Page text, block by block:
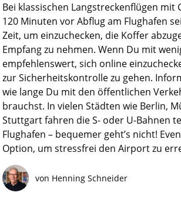
Bei klassischen Langstreckenflügen mit
120 Minuten vor Abflug am Flughafen
Zeit, um einzuchecken, die Koffer
Empfang zu nehmen. Wenn Du mit
empfehlenswert, sich online
zur Sicherheitskontrolle zu gehen.
wie lange Du mit den öffentlichen
brauchst. In vielen Städten wie Berlin,
Stuttgart fahren die S- oder U-Bahnen
Flughafen – bequemer geht’s nicht!
Option, um stressfrei den Airport zu
von Henning Schneider